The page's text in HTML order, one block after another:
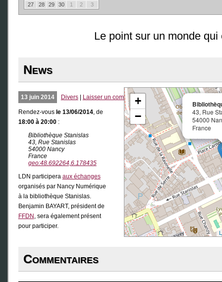
27
28 29 30 1 2 3
Le point sur un monde qui
News
13 juin 2014 Divers| Laisser un commentaire
Rendez-vous le 13/06/2014, de
18:00 à 20:00:
Bibliothèque Stanislas
43, Rue Stanislas
54000 Nancy
France
geo:48.692264,6.178435
LDN participera aux échanges
organisés par Nancy Numérique
à la bibliothèque Stanislas.
Benjamin BAYART, président de
FFDN , sera également présent
pour participer.
43, Rue
54000
France
+
−
Commentaires